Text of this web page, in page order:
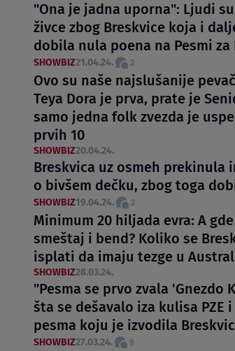
"Ona je jadna uporna": Ljudi
živce zbog Breskvice koja i
dobila nula poena na Pesmi za
SHOWBIZ21.04.24. 2
Ovo su naše najslušanije
Teya Dora je prva, prate je
samo jedna folk zvezda je
prvih 10
SHOWBIZ20.04.24.
Breskvica uz osmeh prekinula
o bivšem dečku, zbog toga
SHOWBIZ19.04.24. 2
Minimum 20 hiljada evra: A
smeštaj i bend? Koliko se
isplati da imaju tezge u
SHOWBIZ28.03.24.
"Pesma se prvo zvala 'Gnezdo
šta se dešavalo iza kulisa PZE
pesma koju je izvodila
SHOWBIZ27.03.24. 9